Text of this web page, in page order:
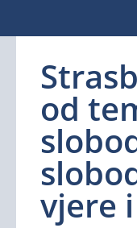
od
vjere